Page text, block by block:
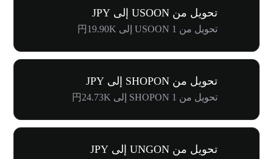
تحويل من USOON إلى JPY
تحويل من 1 USOON إلى 円19.90K
تحويل من SHOPON إلى JPY
تحويل من 1 SHOPON إلى 円24.73K
تحويل من UNGON إلى JPY